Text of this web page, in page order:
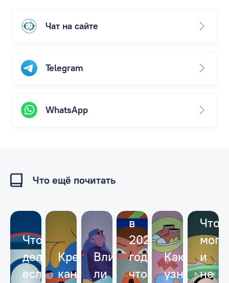
Чат на сайте
Telegram
WhatsApp
Что ещё почитать